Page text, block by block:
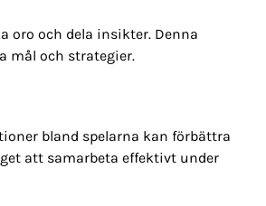
oro och dela insikter. Denna
mål och strategier.
bland spelarna kan förbättra
att samarbeta effektivt under